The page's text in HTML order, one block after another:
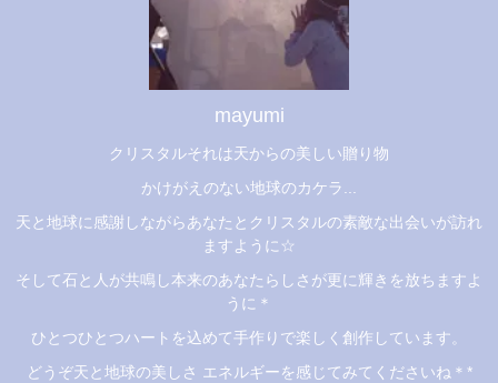
mayumi
クリスタルそれは天からの美しい贈り物
かけがえのない地球のカケラ...
天と地球に感謝しながらあなたとクリスタルの素敵な出会いが訪れ
ますように☆
そして石と人が共鳴し本来のあなたらしさが更に輝きを放ちますよ
うに＊
ひとつひとつハートを込めて手作りで楽しく創作しています。
どうぞ天と地球の美しさ エネルギーを感じてみてくださいね＊*